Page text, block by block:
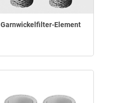
Garnwickelfilter-Element